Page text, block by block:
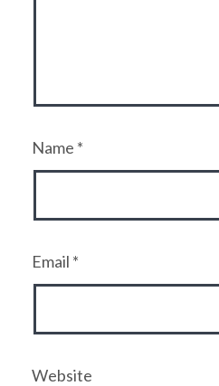
Name *
Email *
Website